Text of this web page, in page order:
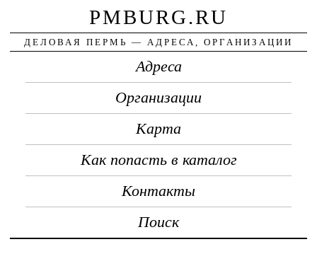
PMBURG.RU
ДЕЛОВАЯ ПЕРМЬ — АДРЕСА, ОРГАНИЗАЦИИ
Адреса
Организации
Карта
Как попасть в каталог
Контакты
Поиск